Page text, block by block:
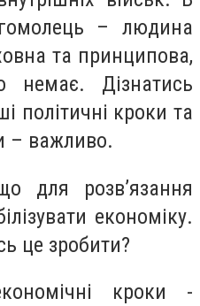
– людина
та принципова,
немає. Дізнатись
політичні кроки та
– важливо.
для розв’язання
економіку.
це зробити?
кроки -